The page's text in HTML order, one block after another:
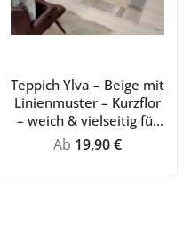
Teppich Ylva – Beige mit
Linienmuster – Kurzflor
– weich & vielseitig für
Wohn- und
Schlafbereich
Regulärer Preis:
Ab 19,90 €